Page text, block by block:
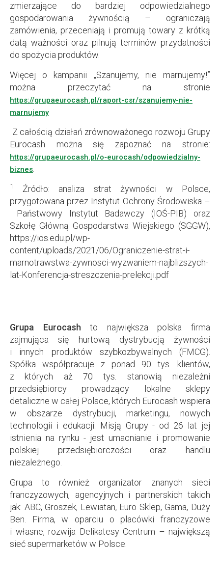
zmierzające do bardziej odpowiedzialnego
gospodarowania żywnością – ograniczają
zamówienia, przeceniają i promują towary z krótką
datą ważności oraz pilnują terminów przydatności
do spożycia produktów.
Więcej o kampanii „Szanujemy, nie marnujemy!”
można przeczytać na stronie
https://grupaeurocash.pl/raport-csr/szanujemy-nie-
marnujemy
Z całością działań zrównoważonego rozwoju Grupy
Eurocash można się zapoznać na stronie:
https://grupaeurocash.pl/o-eurocash/odpowiedzialny-
biznes
1
Źródło: analiza strat żywności w Polsce,
przygotowana przez Instytut Ochrony Środowiska –
Państwowy Instytut Badawczy (IOŚ-PIB) oraz
Szkołę Główną Gospodarstwa Wiejskiego (SGGW),
https://ios.edu.pl/wp-
content/uploads/2021/06/Ograniczenie-strat-i-
marnotrawstwa-zywnosci-wyzwaniem-najblizszych-
lat-Konferencja-streszczenia-prelekcji.pdf
Grupa Eurocashto największa polska firma
zajmująca się hurtową dystrybucją żywności
i innych produktów szybkozbywalnych (FMCG).
Spółka współpracuje z ponad 90 tys. klientów,
z których aż 70 tys. stanowią niezależni
przedsiębiorcy prowadzący lokalne sklepy
detaliczne w całej Polsce, których Eurocash wspiera
w obszarze dystrybucji, marketingu, nowych
technologii i edukacji. Misją Grupy - od 26 lat jej
istnienia na rynku - jest umacnianie i promowanie
polskiej przedsiębiorczości oraz handlu
niezależnego.
Grupa to również organizator znanych sieci
franczyzowych, agencyjnych i partnerskich takich
jak: ABC, Groszek, Lewiatan, Euro Sklep, Gama, Duży
Ben. Firma, w oparciu o placówki franczyzowe
i własne, rozwija Delikatesy Centrum – największą
sieć supermarketów w Polsce.